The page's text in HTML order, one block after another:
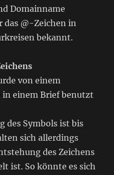
Domainname
das @-Zeichen in
bekannt.
von einem
einem Brief benutzt
des Symbols ist bis
sich allerdings
des Zeichens
ist. So könnte es sich